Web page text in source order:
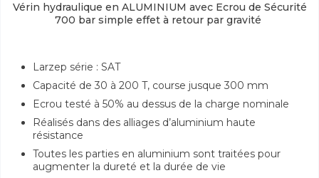
Vérin hydraulique en ALUMINIUM avec Ecrou de Sécurité
700 bar simple effet à retour par gravité
Larzep série : SAT
Capacité de 30 à 200 T, course jusque 300 mm
Ecrou testé à 50% au dessus de la charge nominale
Réalisés dans des alliages d’aluminium haute
résistance
Toutes les parties en aluminium sont traitées pour
augmenter la dureté et la durée de vie